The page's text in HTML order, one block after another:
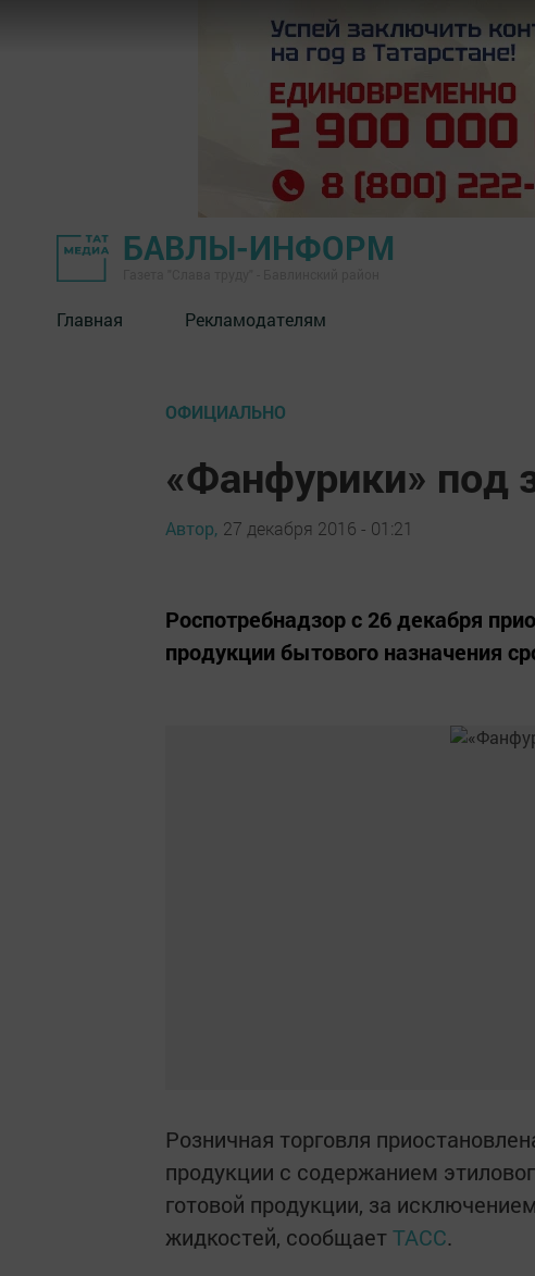
БАВЛЫ-ИНФОРМ
Главная Рекламодателям
ОФИЦИАЛЬНО
«Фанфурики» под
Автор, 27 декабря 2016 - 01:21
Роспотребнадзор с 26 декабря
продукции бытового назначения
Розничная торговля
продукции с содержанием
готовой продукции, за
жидкостей, сообщаетТАСС.